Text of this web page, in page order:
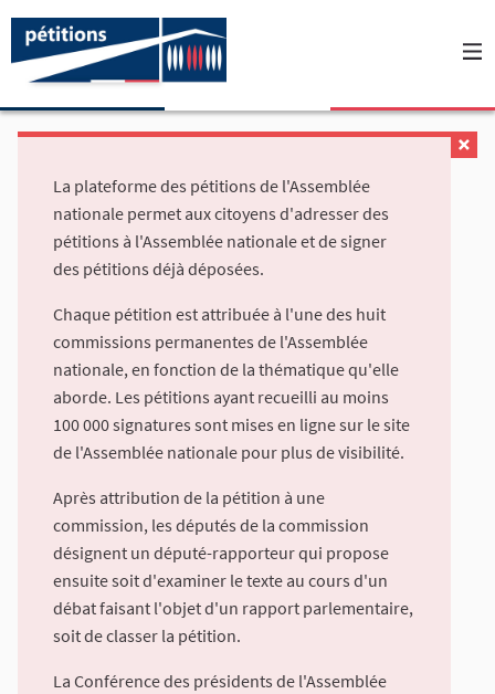
La plateforme des pétitions de l'Assemblée
nationale permet aux citoyens d'adresser des
pétitions à l'Assemblée nationale et de signer
des pétitions déjà déposées.
Chaque pétition est attribuée à l'une des huit
commissions permanentes de l'Assemblée
nationale, en fonction de la thématique qu'elle
aborde. Les pétitions ayant recueilli au moins
100 000 signatures sont mises en ligne sur le site
de l'Assemblée nationale pour plus de visibilité.
Après attribution de la pétition à une
commission, les députés de la commission
désignent un député-rapporteur qui propose
ensuite soit d'examiner le texte au cours d'un
débat faisant l'objet d'un rapport parlementaire,
soit de classer la pétition.
La Conférence des présidents de l'Assemblée